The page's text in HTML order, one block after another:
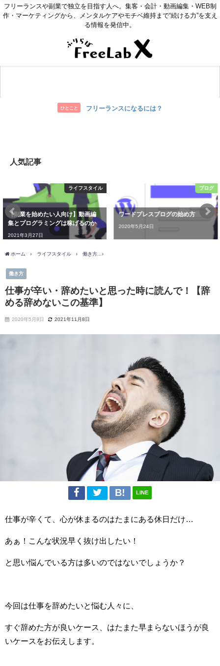
フリーランスや副業で独立を目指す人へ。集客・会計・動画編集・WEB制
作・マーケティングから、メンタルケアやモチベ維持まで“続ける力”を支え
る情報を発信中。
ひとこと フリーランスになるには？
人気記事
ライフスタイル
い人向け】動画編
ングは稼げるのか
ワードプレスブログの始め方
2020年5月24日
【プログラ
ログラミン
マンがオス
方で失敗し
ホーム ライフスタイル 働き方
働き方
仕事が辛い・辞めたいと思った時に読んで！【辞
める辞めないこの基準】
2020年5月8日 2021年11月8日
LINE
仕事が辛くて、心が休まるのはたまにある休日だけ…
あぁ！こんな状況早く抜け出したい！
と思い悩んでいる方は多いのではないでしょうか？
今回は仕事を辞めたいと悩む人々に、
すぐ辞めた方が良いケース、はたまた早まらないほうが良
いケースをお伝えします。